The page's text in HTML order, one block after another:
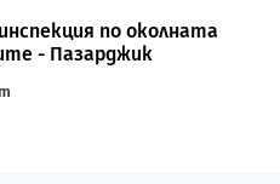
по околната
- Пазарджик